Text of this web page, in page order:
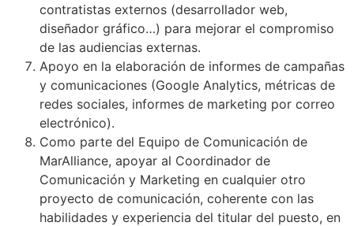
contratistas externos (desarrollador web,
diseñador gráfico…) para mejorar el compromiso
de las audiencias externas.
Apoyo en la elaboración de informes de campañas
y comunicaciones (Google Analytics, métricas de
redes sociales, informes de marketing por correo
electrónico).
Como parte del Equipo de Comunicación de
MarAlliance, apoyar al Coordinador de
Comunicación y Marketing en cualquier otro
proyecto de comunicación, coherente con las
habilidades y experiencia del titular del puesto, en